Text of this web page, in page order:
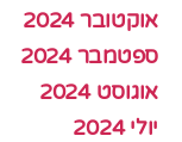
אוקטובר 2024
ספטמבר 2024
אוגוסט 2024
יולי 2024